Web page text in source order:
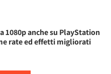
1080p anche su PlayStation
rate ed effetti migliorati